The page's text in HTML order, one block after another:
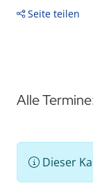
Seite teilen
Alle
Dieser